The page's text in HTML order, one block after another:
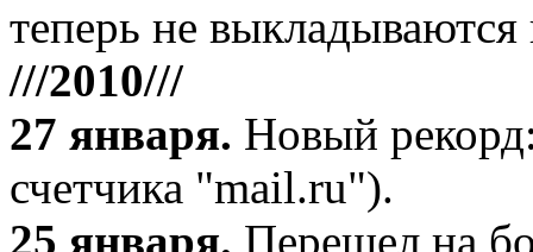
теперь не выкладываются
///2010///
27 января. Новый
счетчика "mail.ru").
25 января. Перешел на